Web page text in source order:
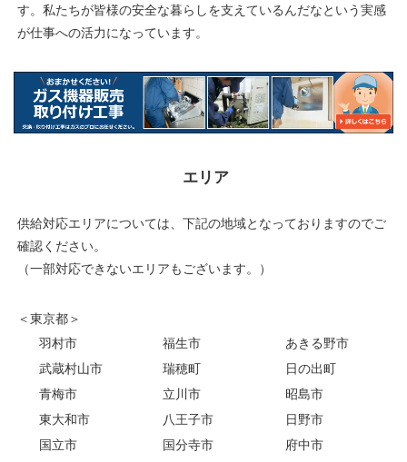
す。私たちが皆様の安全な暮らしを支えているんだなという実感
が仕事への活力になっています。
エリア
供給対応エリアについては、下記の地域となっておりますのでご
確認ください。
（一部対応できないエリアもございます。）
＜東京都＞
羽村市
福生市
あきる野市
武蔵村山市
瑞穂町
日の出町
青梅市
立川市
昭島市
東大和市
八王子市
日野市
国立市
国分寺市
府中市